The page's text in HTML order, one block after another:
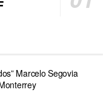
Marcelo Segovia